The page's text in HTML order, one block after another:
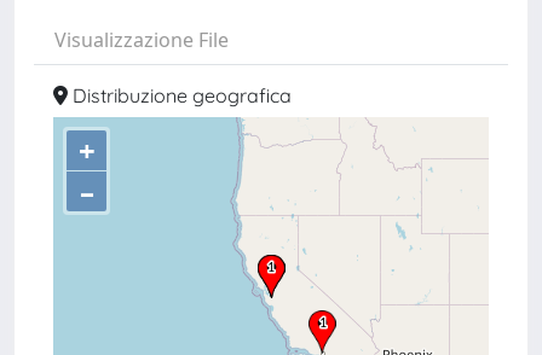
Visualizzazione File
Distribuzione geografica
+
–